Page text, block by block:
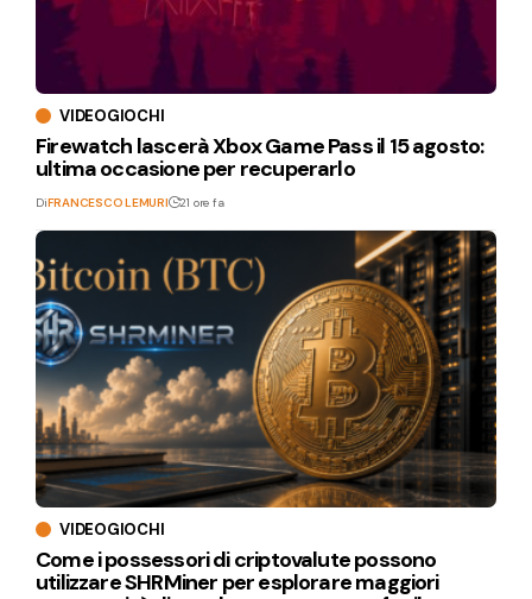
VIDEOGIOCHI
Firewatch lascerà Xbox Game Pass il 15 agosto:
ultima occasione per recuperarlo
DiFRANCESCO LEMURI 21 ore fa
VIDEOGIOCHI
Come i possessori di criptovalute possono
utilizzare SHRMiner per esplorare maggiori